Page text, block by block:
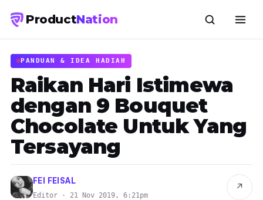
ProductNation
PANDUAN & IDEA HADIAH
Raikan Hari Istimewa
dengan 9 Bouquet
Chocolate Untuk Yang
Tersayang
FEI FEISAL
Editor · 21 Nov 2019, 6:21pm
↗